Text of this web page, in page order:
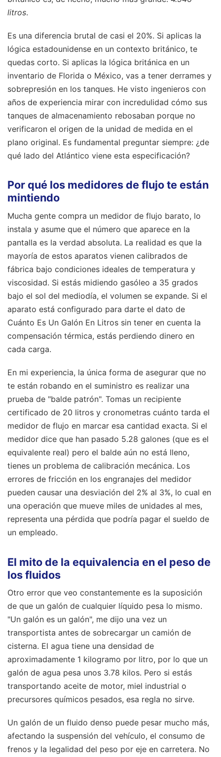
litros.
Es una diferencia brutal de casi el 20%. Si aplicas la
lógica estadounidense en un contexto británico, te
quedas corto. Si aplicas la lógica británica en un
inventario de Florida o México, vas a tener derrames y
sobrepresión en los tanques. He visto ingenieros con
años de experiencia mirar con incredulidad cómo sus
tanques de almacenamiento rebosaban porque no
verificaron el origen de la unidad de medida en el
plano original. Es fundamental preguntar siempre: ¿de
qué lado del Atlántico viene esta especificación?
Por qué los medidores de flujo te están
mintiendo
Mucha gente compra un medidor de flujo barato, lo
instala y asume que el número que aparece en la
pantalla es la verdad absoluta. La realidad es que la
mayoría de estos aparatos vienen calibrados de
fábrica bajo condiciones ideales de temperatura y
viscosidad. Si estás midiendo gasóleo a 35 grados
bajo el sol del mediodía, el volumen se expande. Si el
aparato está configurado para darte el dato de
Cuánto Es Un Galón En Litros sin tener en cuenta la
compensación térmica, estás perdiendo dinero en
cada carga.
En mi experiencia, la única forma de asegurar que no
te están robando en el suministro es realizar una
prueba de "balde patrón". Tomas un recipiente
certificado de 20 litros y cronometras cuánto tarda el
medidor de flujo en marcar esa cantidad exacta. Si el
medidor dice que han pasado 5.28 galones (que es el
equivalente real) pero el balde aún no está lleno,
tienes un problema de calibración mecánica. Los
errores de fricción en los engranajes del medidor
pueden causar una desviación del 2% al 3%, lo cual en
una operación que mueve miles de unidades al mes,
representa una pérdida que podría pagar el sueldo de
un empleado.
El mito de la equivalencia en el peso de
los fluidos
Otro error que veo constantemente es la suposición
de que un galón de cualquier líquido pesa lo mismo.
"Un galón es un galón", me dijo una vez un
transportista antes de sobrecargar un camión de
cisterna. El agua tiene una densidad de
aproximadamente 1 kilogramo por litro, por lo que un
galón de agua pesa unos 3.78 kilos. Pero si estás
transportando aceite de motor, miel industrial o
precursores químicos pesados, esa regla no sirve.
Un galón de un fluido denso puede pesar mucho más,
afectando la suspensión del vehículo, el consumo de
frenos y la legalidad del peso por eje en carretera. No